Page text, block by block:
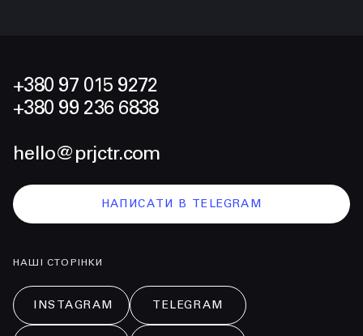
+380 97 015 9272
+380 99 236 6838
hello@prjctr.com
НАПИСАТИ В TELEGRAM
НАШІ СТОРІНКИ
INSTAGRAM TELEGRAM